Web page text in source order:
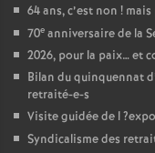
64 ans, c’est non !
70e anniversaire de la
2026, pour la paix… et
Bilan du quinquennat
retraité-e-s
Visite guidée de l
Syndicalisme des